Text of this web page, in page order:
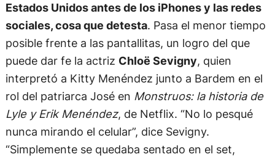
Estados Unidos antes de los iPhones y las redes
sociales, cosa que detesta. Pasa el menor tiempo
posible frente a las pantallitas, un logro del que
puede dar fe la actriz Chloë Sevigny, quien
interpretó a Kitty Menéndez junto a Bardem en el
rol del patriarca José en Monstruos: la historia de
Lyle y Erik Menéndez, de Netflix. “No lo pesqué
nunca mirando el celular”, dice Sevigny.
“Simplemente se quedaba sentado en el set,